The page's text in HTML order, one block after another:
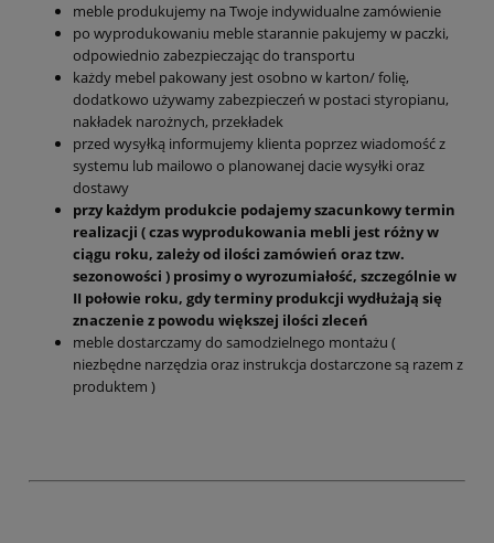
meble produkujemy na Twoje indywidualne zamówienie
po wyprodukowaniu meble starannie pakujemy w paczki,
odpowiednio zabezpieczając do transportu
każdy mebel pakowany jest osobno w karton/ folię,
dodatkowo używamy zabezpieczeń w postaci styropianu,
nakładek narożnych, przekładek
przed wysyłką informujemy klienta poprzez wiadomość z
systemu lub mailowo o planowanej dacie wysyłki oraz
dostawy
przy każdym produkcie podajemy szacunkowy termin
realizacji ( czas wyprodukowania mebli jest różny w
ciągu roku, zależy od ilości zamówień oraz tzw.
sezonowości ) prosimy o wyrozumiałość, szczególnie w
II połowie roku, gdy terminy produkcji wydłużają się
znaczenie z powodu większej ilości zleceń
meble dostarczamy do samodzielnego montażu (
niezbędne narzędzia oraz instrukcja dostarczone są razem z
produktem )